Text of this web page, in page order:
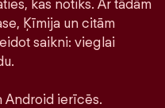
kas notiks. Ar tādām
Ķīmija un citām
saikni: vieglai
Android ierīcēs.